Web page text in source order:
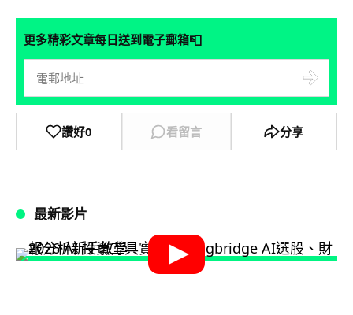
更多精彩文章每日送到電子郵箱📮
讚好0 看留言 分享
最新影片